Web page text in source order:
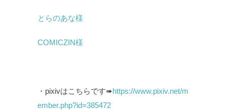
とらのあな様
COMICZIN様
・pixivはこちらです➠https://www.pixiv.net/m
ember.php?id=385472